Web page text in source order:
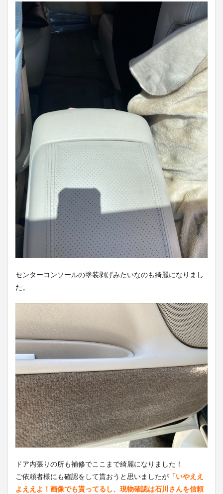
センターコンソールの塗装剥げみたいなのも綺麗になりまし
た。
ドア内張りの所も補修でここまで綺麗になりました！
ご依頼者様にも確認をして貰おうと思いましたが 「いやええ
よええよ！画像でも貰ってるし、現物確認は石川さんを信頼